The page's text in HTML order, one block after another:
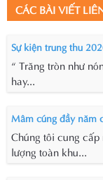
CÁC BÀI VIẾT
Sự kiện trung thu
“ Trăng tròn như
hay...
Mâm cúng đầy năm
Chúng tôi cung
lượng toàn khu...